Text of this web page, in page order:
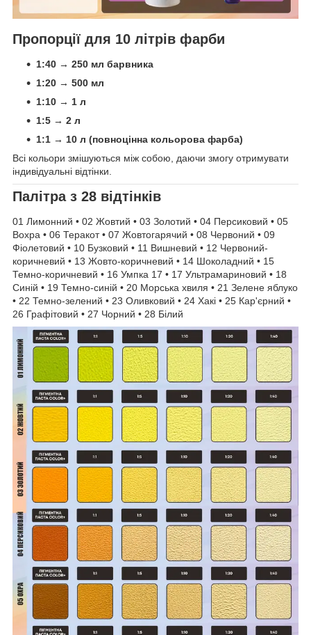
Пропорції для 10 літрів фарби
1:40 → 250 мл барвника
1:20 → 500 мл
1:10 → 1 л
1:5 → 2 л
1:1 → 10 л (повноцінна кольорова фарба)
Всі кольори змішуються між собою, даючи змогу отримувати
індивідуальні відтінки.
Палітра з 28 відтінків
01 Лимонний • 02 Жовтий • 03 Золотий • 04 Персиковий • 05
Вохра • 06 Теракот • 07 Жовтогарячий • 08 Червоний • 09
Фіолетовий • 10 Бузковий • 11 Вишневий • 12 Червоний-
коричневий • 13 Жовто-коричневий • 14 Шоколадний • 15
Темно-коричневий • 16 Умпка 17 • 17 Ультрамариновий • 18
Синій • 19 Темно-синій • 20 Морська хвиля • 21 Зелене яблуко
• 22 Темно-зелений • 23 Оливковий • 24 Хакі • 25 Кар'єрний •
26 Графітовий • 27 Чорний • 28 Білий